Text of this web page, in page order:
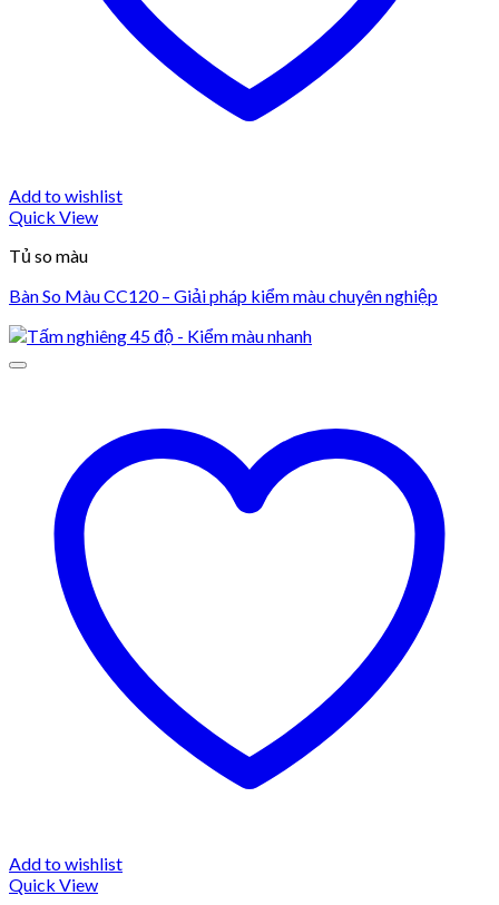
Add to wishlist
Quick View
Tủ so màu
Bàn So Màu CC120 – Giải pháp kiểm màu chuyên nghiệp
Add to wishlist
Quick View